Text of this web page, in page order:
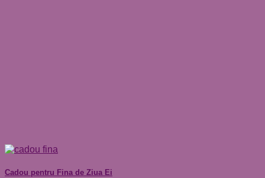
Cadou pentru Fina de Ziua Ei